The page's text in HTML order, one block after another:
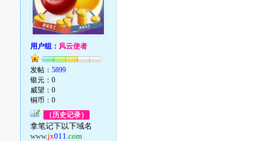
用户组： 风云使者
发帖：5899
银元：0
威望：0
铜币：0
（历史记录）
拿笔记下以下域名
www.jx011.com